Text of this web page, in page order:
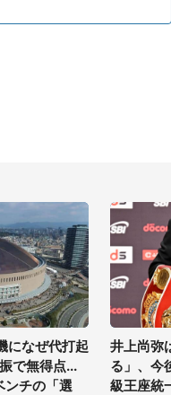
になぜ代打起
で無得点...
ンチの「選
井上尚弥
る」、今
級王座統